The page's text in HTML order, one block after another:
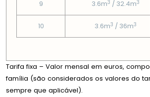
9 3.6m3 / 32.4m3
10 3.6m3 / 36m3
Tarifa fixa – Valor mensal em euros,
família (são considerados os valores do
sempre que aplicável).